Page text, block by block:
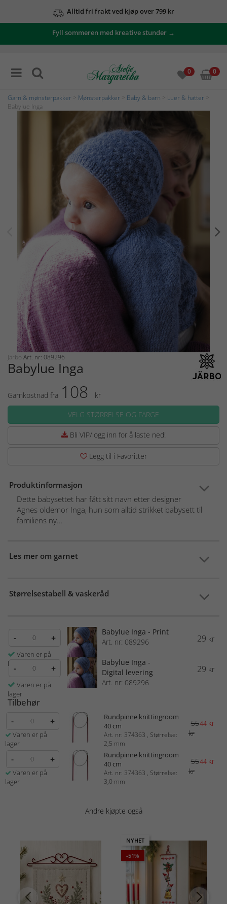
Alltid fri frakt ved kjøp over 799 kr
Fyll sommeren med kreative stunder →
0 0
Garn & mønsterpakker Mønsterpakker Baby & barn Luer & hatter
Babylue Inga
Järbo Art. nr: 089296
Babylue Inga
Garnkostnad fra 108
kr
VELG STØRRELSE OG FARGE
Bli VIP/logg inn for å laste ned!
Legg til i Favoritter
Produktinformasjon
Dette babysettet har fått sitt navn etter designer
Agnes oldemor Inga, hun som alltid strikket babysett til
familiens ny...
Les mer om garnet
Størrelsestabell & vaskeråd
- +
Varen er på
lager
Babylue Inga - Print
Art. nr: 089296
29 kr
- +
Varen er på
lager
Babylue Inga -
Digital levering
Art. nr: 089296
29 kr
Tilbehør
- +
Varen er på
lager
Rundpinne knittingroom
40 cm
Art. nr: 374363 , Størrelse:
2,5 mm
44 kr
55
kr
- +
Varen er på
lager
Rundpinne knittingroom
40 cm
Art. nr: 374363 , Størrelse:
3,0 mm
44 kr
55
kr
Andre kjøpte også
NYHET
-51%